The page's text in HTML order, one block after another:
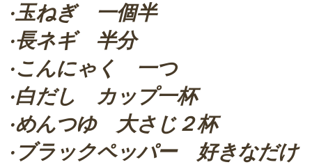
•玉ねぎ 一個半
•長ネギ 半分
•こんにゃく 一つ
•白だし カップ一杯
•めんつゆ 大さじ２杯
•ブラックペッパー 好きなだけ